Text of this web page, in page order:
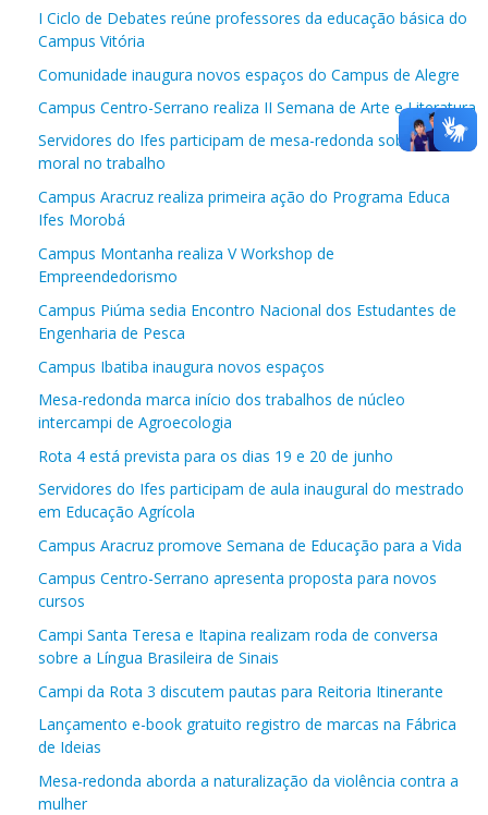
I Ciclo de Debates reúne professores da educação básica do
Campus Vitória
Comunidade inaugura novos espaços do Campus de Alegre
Campus Centro-Serrano realiza II Semana de Arte e Literatura
Servidores do Ifes participam de mesa-redonda sobre assédio
moral no trabalho
Campus Aracruz realiza primeira ação do Programa Educa
Ifes Morobá
Campus Montanha realiza V Workshop de
Empreendedorismo
Campus Piúma sedia Encontro Nacional dos Estudantes de
Engenharia de Pesca
Campus Ibatiba inaugura novos espaços
Mesa-redonda marca início dos trabalhos de núcleo
intercampi de Agroecologia
Rota 4 está prevista para os dias 19 e 20 de junho
Servidores do Ifes participam de aula inaugural do mestrado
em Educação Agrícola
Campus Aracruz promove Semana de Educação para a Vida
Campus Centro-Serrano apresenta proposta para novos
cursos
Campi Santa Teresa e Itapina realizam roda de conversa
sobre a Língua Brasileira de Sinais
Campi da Rota 3 discutem pautas para Reitoria Itinerante
Lançamento e-book gratuito registro de marcas na Fábrica
de Ideias
Mesa-redonda aborda a naturalização da violência contra a
mulher